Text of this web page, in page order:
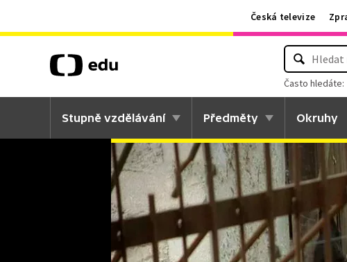
Česká televize
Často hledáte:
Stupně vzdělávání Předměty Okruhy